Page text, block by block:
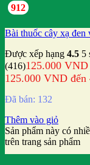
912
Bài thuốc cây xạ đen
Được xếp hạng 4.5 5
(416)125.000 VND
125.000 VND
Đã bán: 132
Thêm vào giỏ
Sản phẩm này có
trên trang sản phẩm